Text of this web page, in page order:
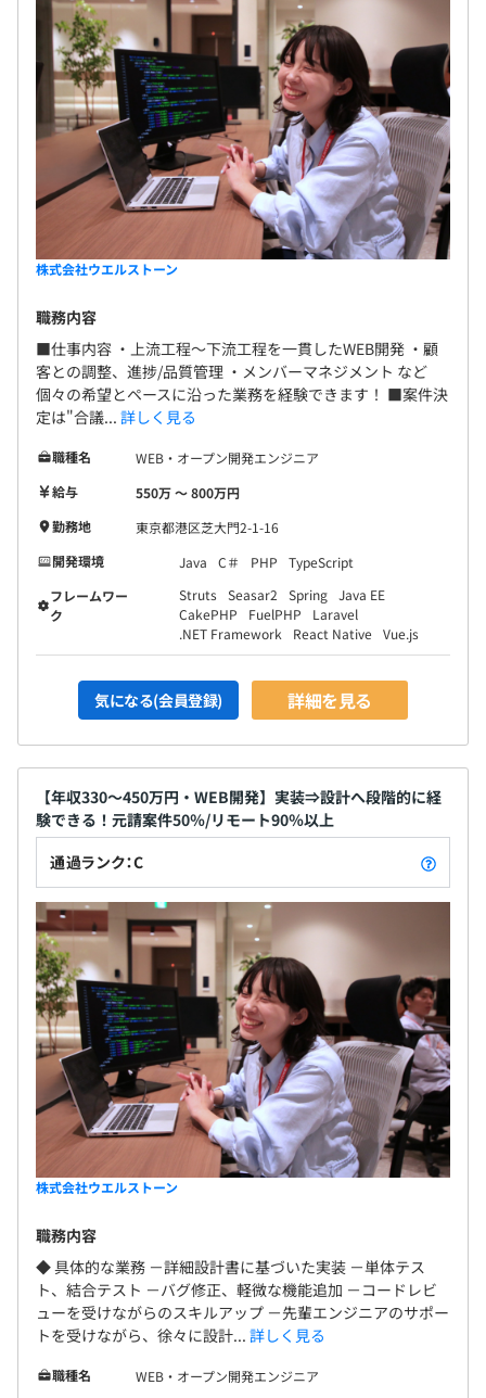
案件の大小に関わらず3名～20名でインフラ設計・構築を
行っています。
プロジェクトは半年～1年の期間が多いです。
株式会社ウエルストーン
職務内容
■仕事内容 ・上流工程～下流工程を一貫したWEB開発 ・顧
客との調整、進捗/品質管理 ・メンバーマネジメント など
個々の希望とペースに沿った業務を経験できます！ ■案件決
定は"合議... 詳しく見る
職種名
WEB・オープン開発エンジニア
給与
550万 〜 800万円
勤務地
東京都港区芝大門2-1-16
開発環境
Java C＃ PHP
TypeScript
フレームワー
ク
Struts Seasar2 Spring Java EE
CakePHP
FuelPHP
Laravel
.NET Framework
React Native Vue.js
気になる(会員登録) 詳細を見る
【年収330～450万円・WEB開発】実装⇒設計へ段階的に経
験できる！元請案件50％/リモート90％以上
通過ランク：C
株式会社ウエルストーン
職務内容
◆ 具体的な業務 －詳細設計書に基づいた実装 －単体テス
ト、結合テスト －バグ修正、軽微な機能追加 －コードレビ
ューを受けながらのスキルアップ －先輩エンジニアのサポー
トを受けながら、徐々に設計... 詳しく見る
職種名 WEB・オープン開発エンジニア